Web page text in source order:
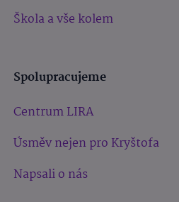
Škola a vše kolem
Spolupracujeme
Centrum LIRA
Úsměv nejen pro Kryštofa
Napsali o nás